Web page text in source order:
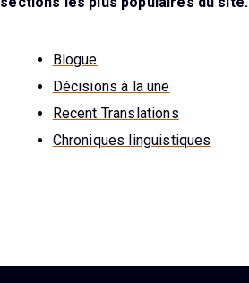
Blogue
Décisions à la une
Recent Translations
Chroniques linguistiques